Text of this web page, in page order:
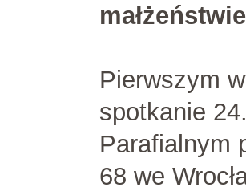
małżeństwie
Pierwszym
spotkanie
Parafialnym
68 we